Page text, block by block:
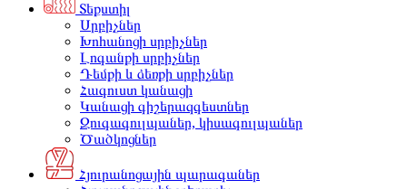
Տեքստիլ
Սրբիչներ
Խոհանոցի սրբիչներ
Լոգանքի սրբիչներ
Դեմքի և ձեռքի սրբիչներ
Հագուստ կանացի
Կանացի գիշերազգեստներ
Զուգագուլպաներ, կիսագուլպաներ
Ծածկոցներ
Հյուրանոցային պարագաներ